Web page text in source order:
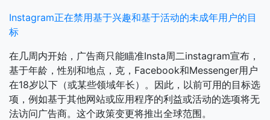
Instagram正在禁用基于兴趣和基于活动的未成年用户的目
标
在几周内开始，广告商只能瞄准Insta周二instagram宣布，
基于年龄，性别和地点，克，Facebook和Messenger用户
在18岁以下（或某些领域年长）。因此，以前可用的目标选
项，例如基于其他网站或应用程序的利益或活动的选项将无
法访问广告商。这个政策变更将推出全球范围。